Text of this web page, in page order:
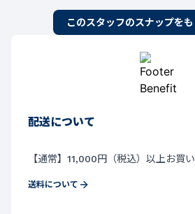
このスタッフのスナップを
配送について
【通常】11,000円（税込）以上お買
送料について